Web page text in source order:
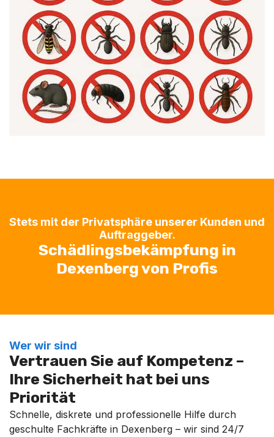
Stets mit der Privatsphäre unserer Kunden und
Auftraggeber.
Schädlingsbekämpfung in
Dexenberg von Profis
Wer wir sind
Vertrauen Sie auf Kompetenz –
Ihre Sicherheit hat bei uns
Priorität
Schnelle, diskrete und professionelle Hilfe durch
geschulte Fachkräfte in Dexenberg – wir sind 24/7